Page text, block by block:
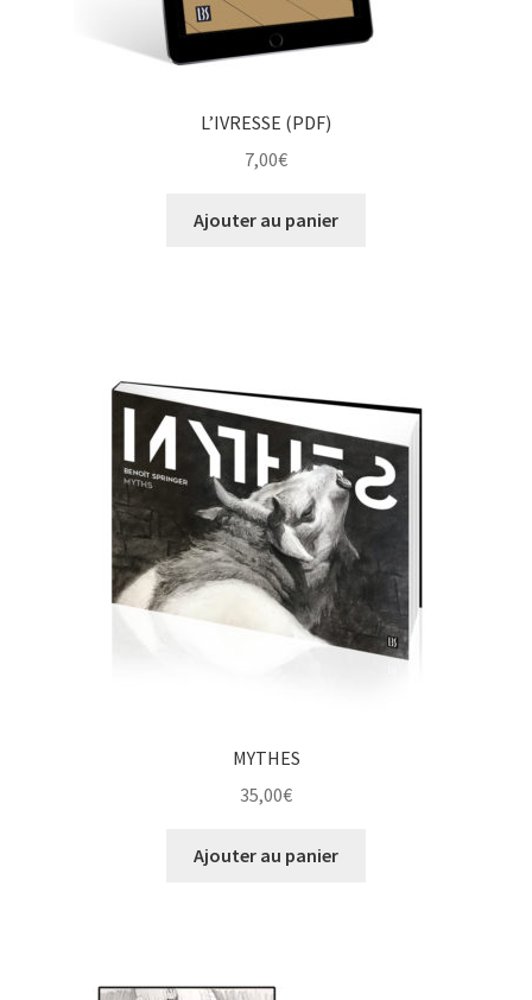
L’IVRESSE (PDF)
7,00€
Ajouter au panier
MYTHES
35,00€
Ajouter au panier